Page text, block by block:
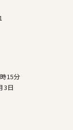
15分
3日